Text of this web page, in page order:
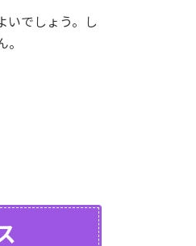
いでしょう。し